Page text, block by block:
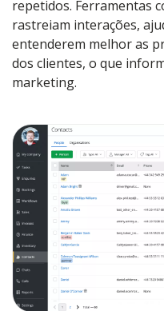
repetidos. Ferramentas
rastreiam interações,
entenderem melhor as
dos clientes, o que
marketing.